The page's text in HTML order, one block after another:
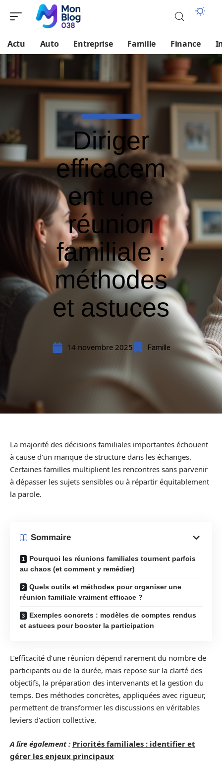
Actu Auto Entreprise Famille Finance
Diriger
efficacem
ent une
réunion
familiale :
méthodes
et astuces
14 novembre 2025 Famille
La majorité des décisions familiales importantes échouent
à cause d’un manque de structure dans les échanges.
Certaines familles multiplient les rencontres sans parvenir
à dépasser les sujets sensibles ou à répartir équitablement
la parole.
Sommaire
Pourquoi les réunions familiales tournent parfois
au chaos (et comment y remédier)
Quels outils et méthodes pour organiser une
réunion familiale vraiment efficace ?
Exemples concrets : modèles de comptes rendus
et astuces pour booster la participation
L’efficacité d’une réunion dépend rarement du nombre de
participants ou de la durée, mais repose sur la clarté des
objectifs, la préparation des intervenants et la gestion du
temps. Des méthodes concrètes, appliquées avec rigueur,
permettent de transformer les discussions en véritables
leviers d’action collective.
A lire également : Priorités familiales : identifier et
gérer les enjeux principaux